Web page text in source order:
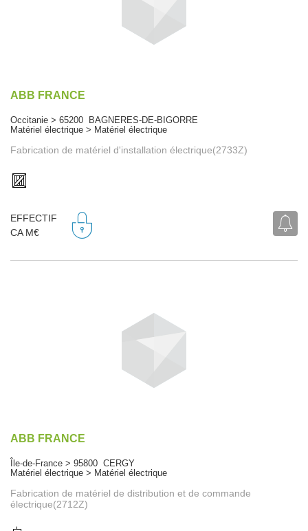
ABB FRANCE
Occitanie > 65200 BAGNERES-DE-BIGORRE
Matériel électrique > Matériel électrique
Fabrication de matériel d'installation électrique(2733Z)
EFFECTIF
CA M€
ABB FRANCE
Île-de-France > 95800 CERGY
Matériel électrique > Matériel électrique
Fabrication de matériel de distribution et de commande
électrique(2712Z)